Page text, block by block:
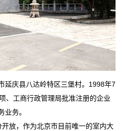
延庆县八达岭特区三堡村。1998年7
、工商行政管理局批准注册的企业
业务。
放，作为北京市目前唯一的室内大